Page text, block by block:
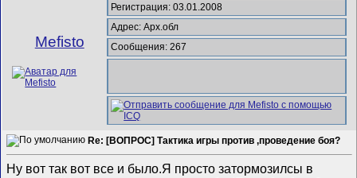
Mefisto
Регистрация: 03.01.2008
Адрес: Арх.обл
Сообщения: 267
Re: [ВОПРОС] Тактика игры против ,проведение боя?
Ну вот так вот все и было.Я просто затормозилсы в